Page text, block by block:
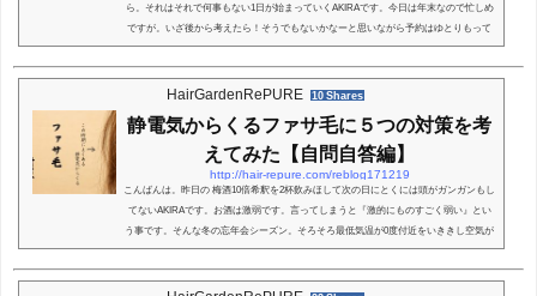
ら。それはそれで何事もない1日が始まっていくAKIRAです。今日は年末なので忙しめ
ですが。いざ後から考えたら！そうでもないかなーと思いながら予約はゆとりもって
取らせてもらってます。でも毎月がこんな忙しさだったらいいのになーと思って悶々
と過ごしております。さて今日はフロントでよく聞かれる『これ？なんですか？』に
お答えしておこうと思います。このブログ何回も書こうとおもって何回も辞めてる自
HairGardenRePURE 10 Shares
静電気からくるファサ毛に５つの対策を考
えてみた【自問自答編】
http://hair-repure.com/reblog171219
こんばんは。昨日の 梅酒10倍希釈を2杯飲みほして次の日にとくには頭がガンガンもし
てないAKIRAです。お酒は激弱です。言ってしまうと『激的にものすごく弱い』とい
う事です。そんな冬の忘年会シーズン。そろそろ最低気温が0度付近をいききし空気が
乾燥しておりますがちょくちょくお客様から『静電気がすごいつ』って事をよく聞き
ます。一度全国の俺（私）の静電気がすごいっ！選手権でもあれば少し見てみたい気
もしてます。今日もお声があったので対策を考えてみました♪ってか。いつも言ってる